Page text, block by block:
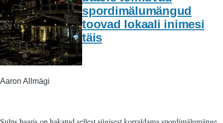
spordimälumängud
toovad lokaali inimesi
täis
Aaron Allmägi